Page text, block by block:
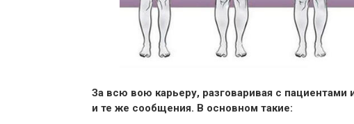
За всю вою карьеру, разговаривая с
и те же сообщения. В основном такие: